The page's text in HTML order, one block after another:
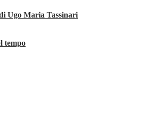
Ugo Maria Tassinari
tempo